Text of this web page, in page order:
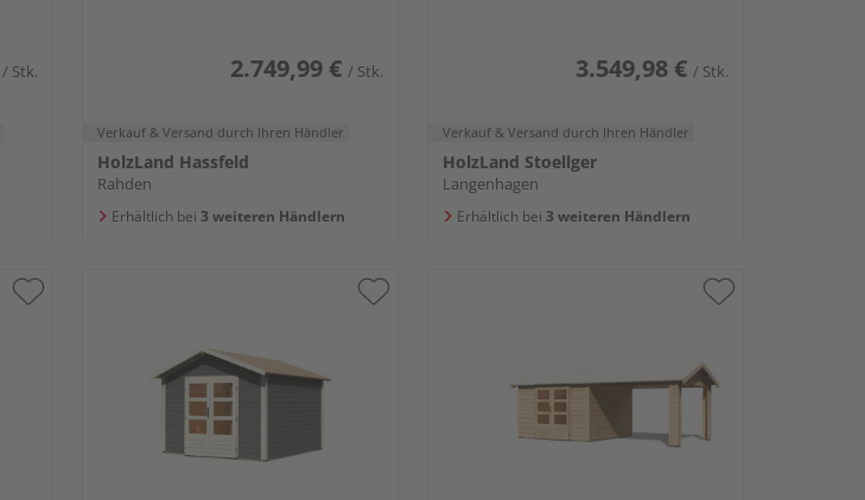
/ Stk. 2.749,99 € / Stk.
Verkauf & Versand durch Ihren Händler
HolzLand Hassfeld
Rahden
Erhältlich bei 3 weiteren Händlern
3.549,98 € / Stk.
Verkauf & Versand durch Ihren Händler
HolzLand Stoellger
Langenhagen
Erhältlich bei 3 weiteren Händlern